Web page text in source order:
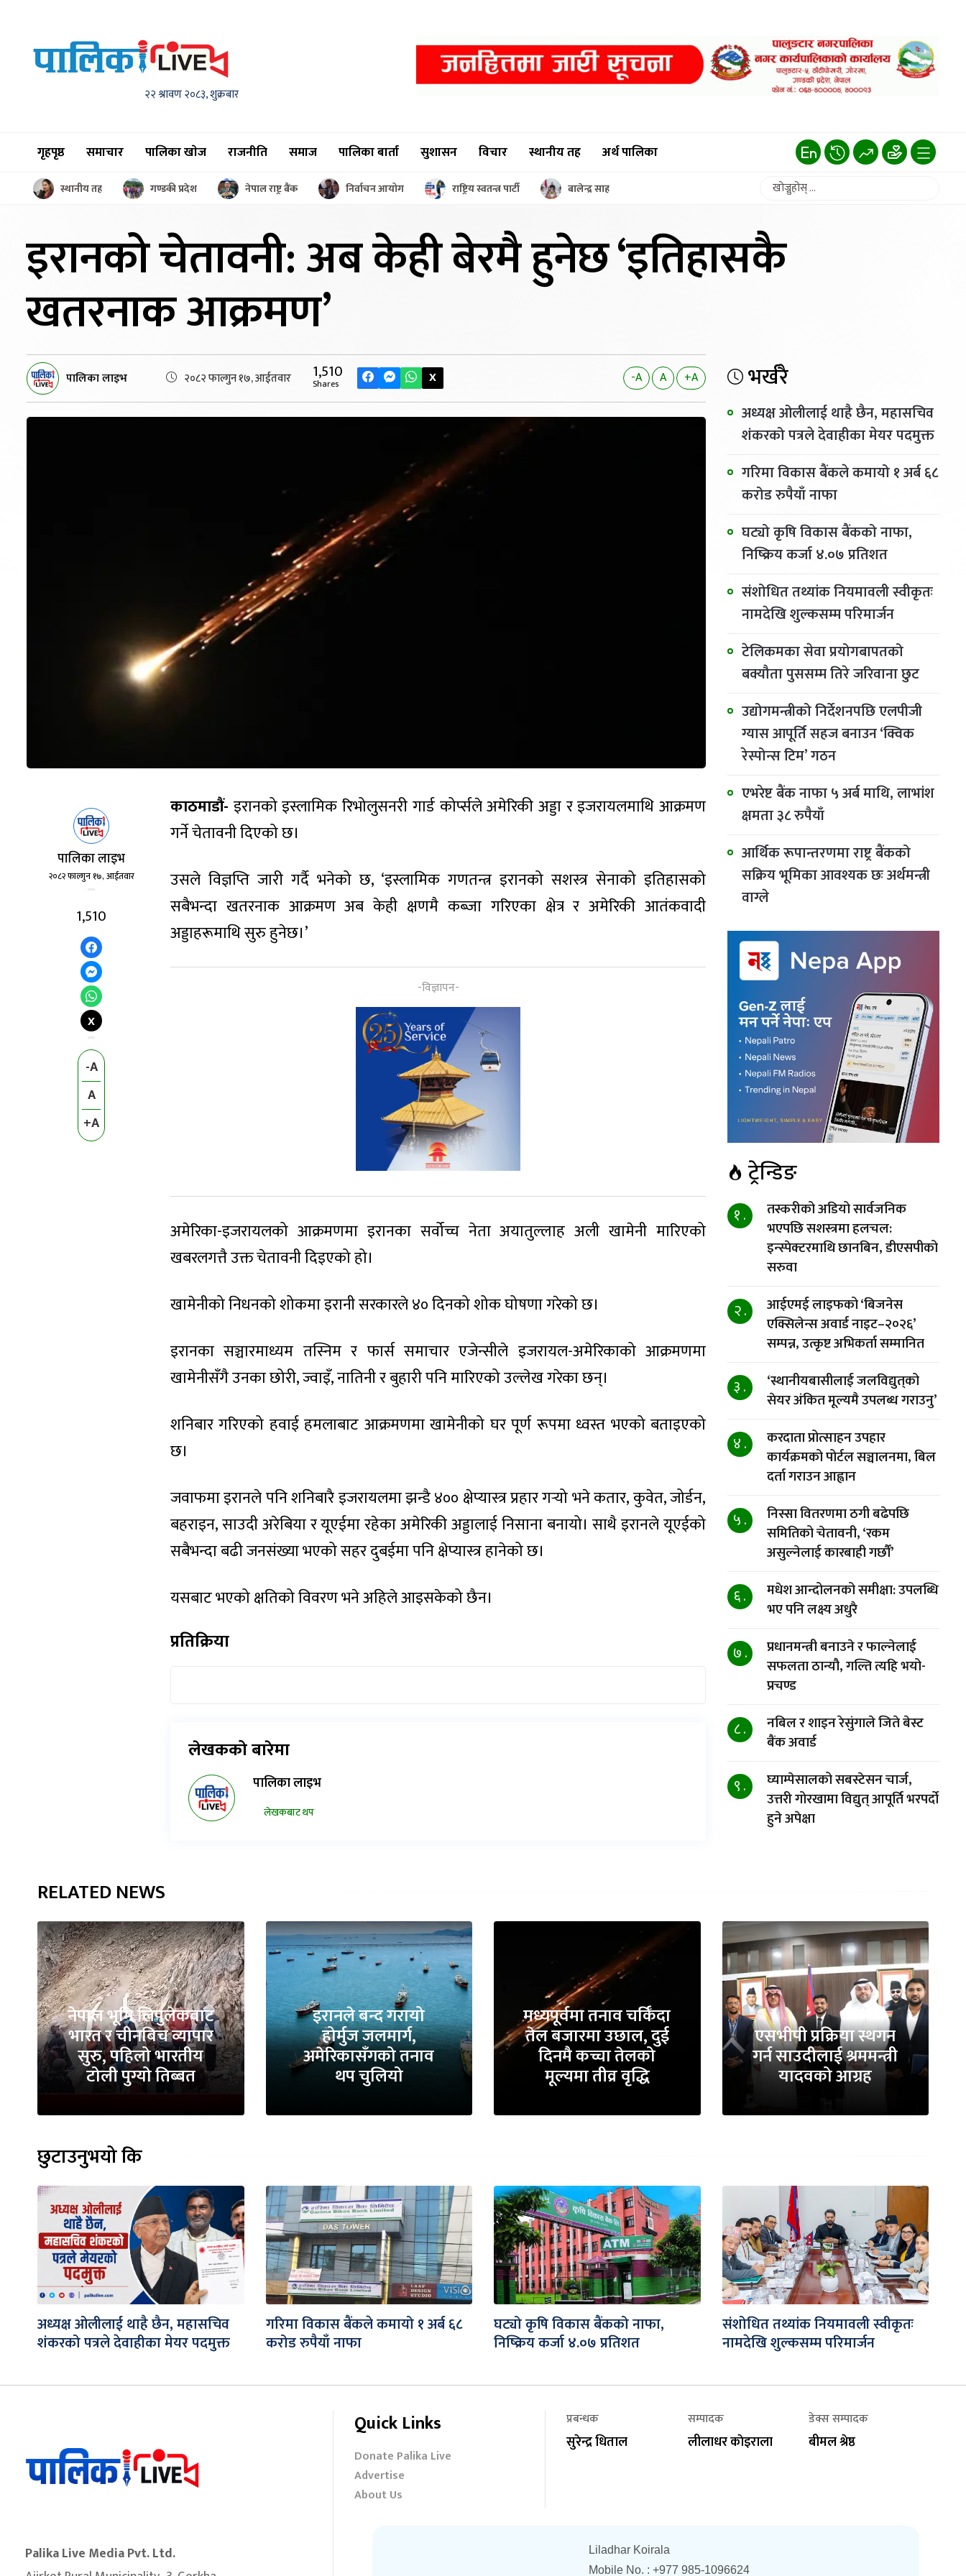
२२ श्रावण २०८३, शुक्रबार
गृहपृष्ठ समाचार पालिका खाेज राजनीति समाज पालिका बार्ता सुशासन विचार स्थानीय तह अर्थ पालिका
स्थानीय तह गण्डकी प्रदेश नेपाल राष्ट्र बैंक निर्वाचन आयोग राष्ट्रिय स्वतन्त्र पार्टी बालेन्द्र साह
इरानको चेतावनी: अबकेही बेरमै हुनेछ ‘इतिहासकै
खतरनाक आक्रमण’
पालिका लाइभ २०८२ फाल्गुन १७, आईतवार 1,510
Shares X -A A +A
पालिका लाइभ
२०८२ फाल्गुन १७, आईतवार
1,510
X
-A
A
+A
काठमाडौं- इरानको इस्लामिक रिभोलुसनरी गार्ड कोर्प्सले अमेरिकी अड्डा र इजरायलमाथि आक्रमण
गर्ने चेतावनी दिएको छ।
उसले विज्ञप्ति जारी गर्दै भनेको छ, ‘इस्लामिक गणतन्त्र इरानको सशस्त्र सेनाको इतिहासको
सबैभन्दा खतरनाक आक्रमण अब केही क्षणमै कब्जा गरिएका क्षेत्र र अमेरिकी आतंकवादी
अड्डाहरूमाथि सुरु हुनेछ।’
अमेरिका-इजरायलको आक्रमणमा इरानका सर्वोच्च नेता अयातुल्लाह अली खामेनी मारिएको
खबरलगत्तै उक्त चेतावनी दिइएको हो।
खामेनीको निधनको शोकमा इरानी सरकारले ४० दिनको शोक घोषणा गरेको छ।
इरानका सञ्चारमाध्यम तस्निम र फार्स समाचार एजेन्सीले इजरायल-अमेरिकाको आक्रमणमा
खामेनीसँगै उनका छोरी, ज्वाइँ, नातिनी र बुहारी पनि मारिएको उल्लेख गरेका छन्।
शनिबार गरिएको हवाई हमलाबाट आक्रमणमा खामेनीको घर पूर्ण रूपमा ध्वस्त भएको बताइएको
छ।
जवाफमा इरानले पनि शनिबारै इजरायलमा झन्डै ४०० क्षेप्यास्त्र प्रहार गर्‍यो भने कतार, कुवेत, जोर्डन,
बहराइन, साउदी अरेबिया र यूएईमा रहेका अमेरिकी अड्डालाई निसाना बनायो। साथै इरानले यूएईको
सबैभन्दा बढी जनसंख्या भएको सहर दुबईमा पनि क्षेप्यास्त्र हानेको छ।
यसबाट भएको क्षतिको विवरण भने अहिले आइसकेको छैन।
प्रतिक्रिया
लेखकको बारेमा
पालिका लाइभ
लेखकबाट थप
भर्खरै
अध्यक्ष ओलीलाई थाहै छैन, महासचिव
शंकरको पत्रले देवाहीका मेयर पदमुक्त
गरिमा विकास बैंकले कमायो १ अर्ब ६८
करोड रुपैयाँ नाफा
घट्यो कृषि विकास बैंकको नाफा,
निष्क्रिय कर्जा ४.०७ प्रतिशत
संशोधित तथ्यांक नियमावली स्वीकृतः
नामदेखि शुल्कसम्म परिमार्जन
टेलिकमका सेवा प्रयोगबापतको
बक्यौता पुससम्म तिरे जरिवाना छुट
उद्योगमन्त्रीको निर्देशनपछि एलपीजी
ग्यास आपूर्ति सहज बनाउन ‘क्विक
रेस्पोन्स टिम’ गठन
एभरेष्ट बैंक नाफा ५ अर्ब माथि, लाभांश
क्षमता ३८ रुपैयाँ
आर्थिक रूपान्तरणमा राष्ट्र बैंकको
सक्रिय भूमिका आवश्यक छः अर्थमन्त्री
वाग्ले
ट्रेन्डिङ
१ .
तस्करीको अडियो सार्वजनिक
भएपछि सशस्त्रमा हलचल:
इन्स्पेक्टरमाथि छानबिन, डीएसपीको
सरुवा
२ .
आईएमई लाइफको ‘बिजनेस
एक्सिलेन्स अवार्ड नाइट–२०२६’
सम्पन्न, उत्कृष्ट अभिकर्ता सम्मानित
३ .
‘स्थानीयबासीलाई जलविद्युत्‌को
सेयर अंकित मूल्यमै उपलब्ध गराउनु’
४ .
करदाता प्रोत्साहन उपहार
कार्यक्रमको पोर्टल सञ्चालनमा, बिल
दर्ता गराउन आह्वान
५ .
निस्सा वितरणमा ठगी बढेपछि
समितिको चेतावनी, ‘रकम
असुल्नेलाई कारबाही गर्छाैं’
६ .
मधेश आन्दोलनको समीक्षा: उपलब्धि
भए पनि लक्ष्य अधुरै
७ .
प्रधानमन्त्री बनाउने र फाल्नेलाई
सफलता ठान्यौ, गल्ति त्यहि भयो-
प्रचण्ड
८ .
नबिल र शाइन रेसुंगाले जिते बेस्ट
बैंक अवार्ड
९ .
घ्याम्पेसालको सबस्टेसन चार्ज,
उत्तरी गोरखामा विद्युत् आपूर्ति भरपर्दो
हुने अपेक्षा
RELATED NEWS
नेपाल भूमि लिपुलेकवाट
भारत र चीनबिच व्यापार
सुरु, पहिलो भारतीय
टोली पुग्यो तिब्बत
इरानले बन्द गरायो
होर्मुज जलमार्ग,
अमेरिकासँगको तनाव
थप चुलियो
मध्यपूर्वमा तनाव चर्किँदा
तेल बजारमा उछाल, दुई
दिनमै कच्चा तेलको
मूल्यमा तीव्र वृद्धि
एसभीपी प्रक्रिया स्थगन
गर्न साउदीलाई श्रममन्त्री
यादवको आग्रह
छुटाउनुभयो कि
अध्यक्ष ओलीलाई थाहै छैन, महासचिव
शंकरको पत्रले देवाहीका मेयर पदमुक्त
गरिमा विकास बैंकले कमायो १ अर्ब ६८
करोड रुपैयाँ नाफा
घट्यो कृषि विकास बैंकको नाफा,
निष्क्रिय कर्जा ४.०७ प्रतिशत
संशोधित तथ्यांक नियमावली स्वीकृतः
नामदेखि शुल्कसम्म परिमार्जन
Palika Live Media Pvt. Ltd.
Quick Links
Donate Palika Live
Advertise
About Us
प्रबन्धक
सुरेन्द्र धिताल
सम्पादक
लीलाधर काेइराला
डेक्स सम्पादक
बीमल श्रेष्ठ
Liladhar Koirala
Mobile No. : +977 985-1096624